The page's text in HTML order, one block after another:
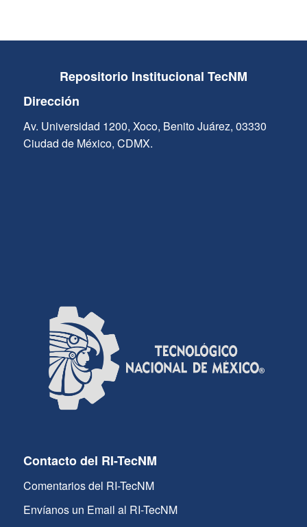
Repositorio Institucional TecNM
Dirección
Av. Universidad 1200, Xoco, Benito Juárez, 03330
Ciudad de México, CDMX.
Contacto del RI-TecNM
Comentarios del RI-TecNM
Envíanos un Email al RI-TecNM